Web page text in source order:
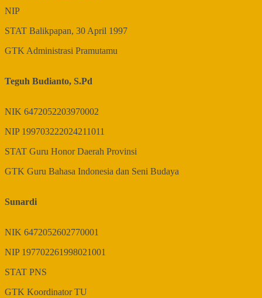
NIP
STAT Balikpapan, 30 April 1997
GTKAdministrasi Pramutamu
Teguh Budianto, S.Pd
NIK 6472052203970002
NIP 199703222024211011
STAT Guru Honor Daerah Provinsi
GTK Guru Bahasa Indonesia dan Seni Budaya
Sunardi
NIK 6472052602770001
NIP 197702261998021001
STAT PNS
GTK Koordinator TU